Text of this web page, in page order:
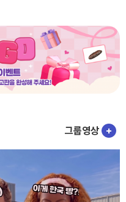
그룹영상 +